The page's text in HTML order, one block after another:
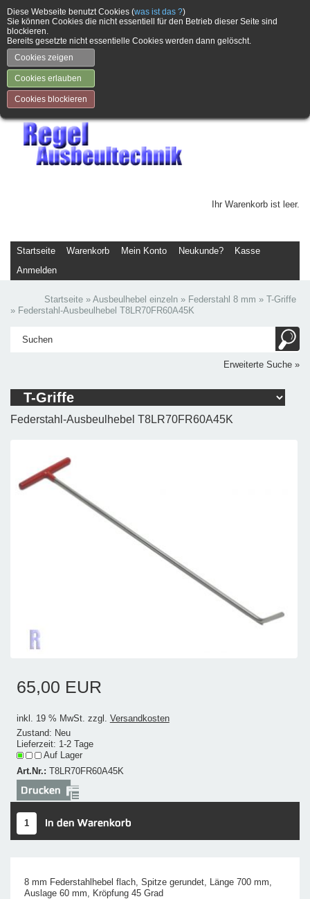
Diese Webseite benutzt Cookies (was ist das ?)
Sie können Cookies die nicht essentiell für den Betrieb dieser Seite sind
blockieren.
Bereits gesetzte nicht essentielle Cookies werden dann gelöscht.
Cookies zeigen
Cookies erlauben
Cookies blockieren
Ihr Warenkorb ist leer.
Startseite Warenkorb Mein Konto Neukunde?
Kasse
Anmelden
Startseite »Ausbeulhebel einzeln » Federstahl 8 mm »T-Griffe
» Federstahl-Ausbeulhebel T8LR70FR60A45K
Erweiterte Suche »
Federstahl-Ausbeulhebel T8LR70FR60A45K
65,00 EUR
inkl. 19 % MwSt. zzgl. Versandkosten
Zustand: Neu
Lieferzeit: 1-2 Tage
Auf Lager
Art.Nr.: T8LR70FR60A45K
8 mm Federstahlhebel flach, Spitze gerundet, Länge 700 mm,
Auslage 60 mm, Kröpfung 45 Grad